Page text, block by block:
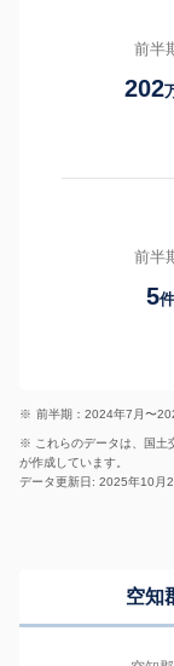
前半
202
前半
5件
※ 前半期：2024年7月〜
※ これらのデータは、国土
が作成しています。
データ更新日: 2025年10月
空知